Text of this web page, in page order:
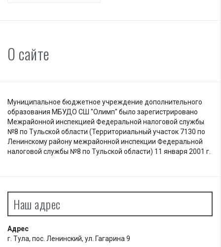
О сайте
Муниципальное бюджетное учреждение дополнительного
образования МБУДО СШ "Олимп" было зарегистрировано
Межрайонной инспекцией Федеральной налоговой службы
№8 по Тульской области (Территориальный участок 7130 по
Ленинскому району межрайонной инспекции Федеральной
налоговой службы №8 по Тульской области) 11 января 2001 г.
Наш адрес
Адрес
г. Тула, пос. Ленинский, ул. Гагарина 9